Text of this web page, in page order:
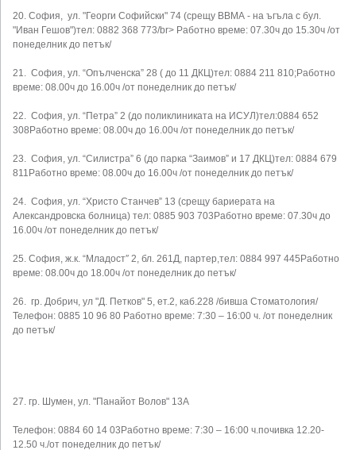
20. София, ул. "Георги Софийски" 74 (срещу ВВМА - на ъгъла с бул.
"Иван Гешов")тел: 0882 368 773/br> Работно време: 07.30ч до 15.30ч /от
понеделник до петък/
21. София, ул. “Опълченска” 28 ( до 11 ДКЦ)тел: 0884 211 810;Работно
време: 08.00ч до 16.00ч /от понеделник до петък/
22. София, ул. “Петра” 2 (до поликлиниката на ИСУЛ)тел:0884 652
308Работно време: 08.00ч до 16.00ч /от понеделник до петък/
23. София, ул. “Силистра” 6 (до парка “Заимов” и 17 ДКЦ)тел: 0884 679
811Работно време: 08.00ч до 16.00ч /от понеделник до петък/
24. София, ул. “Христо Станчев” 13 (срещу бариерата на
Александровска болница) тел: 0885 903 703Работно време: 07.30ч до
16.00ч /от понеделник до петък/
25. София, ж.к. “Младост″ 2, бл. 261Д, партер,тел: 0884 997 445Работно
време: 08.00ч до 18.00ч /от понеделник до петък/
26. гр. Добрич, ул "Д. Петков" 5, ет.2, каб.228 /бивша Стоматология/
Телефон: 0885 10 96 80 Работно време: 7:30 – 16:00 ч. /от понеделник
до петък/
27. гр. Шумен, ул. "Панайот Волов" 13А
Телефон: 0884 60 14 03Работно време: 7:30 – 16:00 ч.почивка 12.20-
12.50 ч./от понеделник до петък/